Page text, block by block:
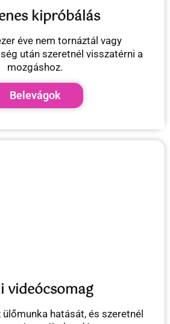
kipróbálás
éve nem tornáztál vagy
után szeretnél visszatérni a
mozgáshoz.
Belevágok
videócsomag
ülőmunka hatását, és szeretnél